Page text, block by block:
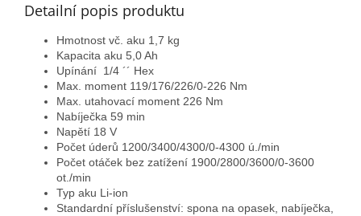
Detailní popis produktu
Hmotnost vč. aku 1,7 kg
Kapacita aku 5,0 Ah
Upínání 1/4 ´´ Hex
Max. moment 119/176/226/0-226 Nm
Max. utahovací moment 226 Nm
Nabíječka 59 min
Napětí 18 V
Počet úderů 1200/3400/4300/0-4300 ú./min
Počet otáček bez zatížení 1900/2800/3600/0-3600
ot./min
Typ aku Li-ion
Standardní příslušenství: spona na opasek, nabíječka,